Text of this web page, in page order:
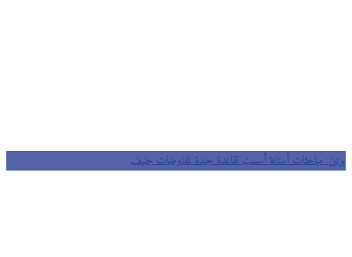
بوتين: مباحثات أستانة أسست لقاعدة جيدة لمفاوضات جنيف